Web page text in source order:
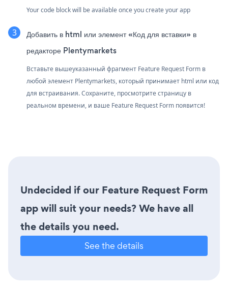
Your code block will be available once you create your app
Добавить в html или элемент «Код для вставки» в
редакторе Plentymarkets
Вставьте вышеуказанный фрагмент Feature Request Form в
любой элемент Plentymarkets, который принимает html или код
для встраивания. Сохраните, просмотрите страницу в
реальном времени, и ваше Feature Request Form появится!
Undecided if our Feature Request Form
app will suit your needs? We have all
the details you need.
See the details